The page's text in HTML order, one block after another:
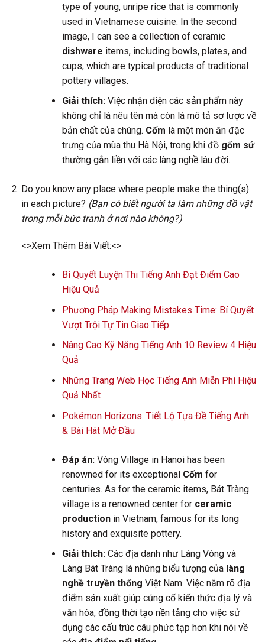
type of young, unripe rice that is commonly
used in Vietnamese cuisine. In the second
image, I can see a collection of ceramic
dishware items, including bowls, plates, and
cups, which are typical products of traditional
pottery villages.
Giải thích:Việc nhận diện các sản phẩm này
không chỉ là nêu tên mà còn là mô tả sơ lược về
bản chất của chúng. Cốm là một món ăn đặc
trưng của mùa thu Hà Nội, trong khi đồ gốm sứ
thường gắn liền với các làng nghề lâu đời.
Do you know any place where people make the thing(s)
in each picture? (Bạn có biết người ta làm những đồ vật
trong mỗi bức tranh ở nơi nào không?)
<>Xem Thêm Bài Viết:<>
Bí Quyết Luyện Thi Tiếng Anh Đạt Điểm Cao
Hiệu Quả
Phương Pháp Making Mistakes Time: Bí Quyết
Vượt Trội Tự Tin Giao Tiếp
Nâng Cao Kỹ Năng Tiếng Anh 10 Review 4 Hiệu
Quả
Những Trang Web Học Tiếng Anh Miễn Phí Hiệu
Quả Nhất
Pokémon Horizons: Tiết Lộ Tựa Đề Tiếng Anh
& Bài Hát Mở Đầu
Đáp án:Vòng Village in Hanoi has been
renowned for its exceptional Cốm for
centuries. As for the ceramic items, Bát Tràng
village is a renowned center for ceramic
productionin Vietnam, famous for its long
history and exquisite pottery.
Giải thích:Các địa danh như Làng Vòng và
Làng Bát Tràng là những biểu tượng của làng
nghề truyền thống Việt Nam. Việc nắm rõ địa
điểm sản xuất giúp củng cố kiến thức địa lý và
văn hóa, đồng thời tạo nền tảng cho việc sử
dụng các cấu trúc câu phức tạp hơn khi nói về